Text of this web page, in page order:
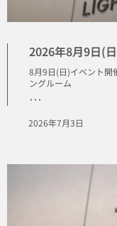
2026年8月9日(
8月9日(日)イベント開
ングルーム
･･･
2026年7月3日